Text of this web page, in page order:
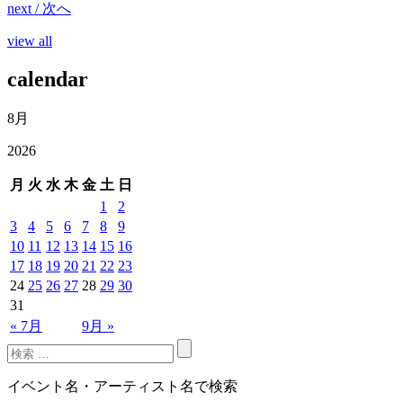
next / 次へ
view all
calendar
8月
2026
月 火 水 木 金 土 日
« 7月 9月 »
1
2
3
4 5 6 7 8
9
10 11 12 13 14 15 16
17 18 19 20 21 22 23
24 25 26 27 28 29 30
31
イベント名・アーティスト名で検索